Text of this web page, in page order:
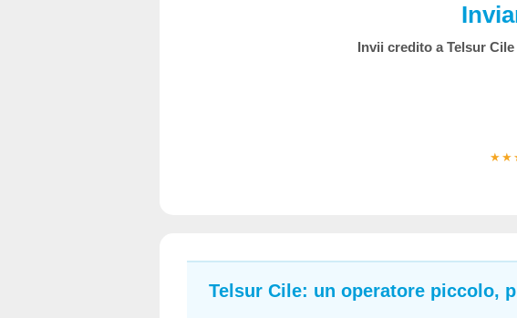
Invii credito a Telsur Cile
Telsur Cile: un operatore piccolo,